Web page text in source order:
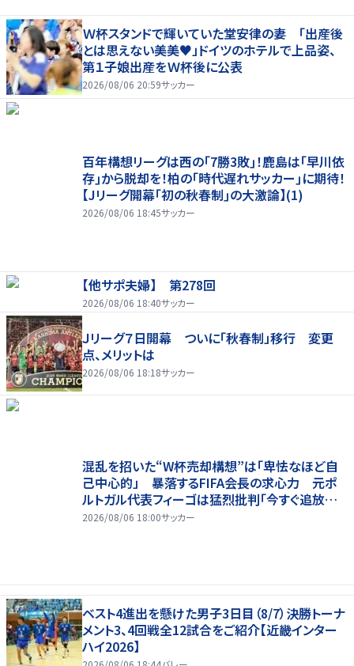
Ｗ杯スタンドで輝いていた堂安律の妻 「出産後
とは思えない美美♥」ドイツのホテルで上品姿、
第１子娘出産をＷ杯後に公表
2026/08/06 20:59サッカー
百年構想リーグは西の｢7勝3敗｣！鹿島は｢早川依
存｣から脱却を！柏の｢時代遅れサッカー｣に期待！
【Jリーグ開幕｢初の秋春制｣の大激論】(1)
2026/08/06 18:45サッカー
【他サポ夫婦】 第278回
2026/08/06 18:40サッカー
Ｊリーグ７日開幕 ついに「秋春制」移行 変更
点、メリットは
2026/08/06 18:18サッカー
混乱を招いた“W杯売却構想”は「卑怯なほど自
己中心的」 暴落するFIFA会長の求心力 元ポ
ルトガル代表フィーゴは猛烈批判「今すぐ追放す
べきだ」
2026/08/06 18:00サッカー
ベスト4進出を懸けた男子3日目（8/7）決勝トーナ
メント3、4回戦全12試合をご紹介【近畿インター
ハイ2026】